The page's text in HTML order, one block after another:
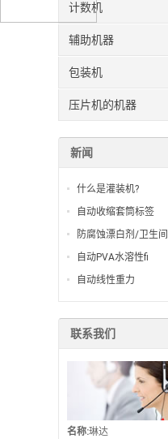
计数机
辅助机器
包装机
压片机的机器
新闻
什么是灌装机?
自动收缩套筒标签
防腐蚀漂白剂/卫生间
自动PVA水溶性fi
自动线性重力
联系我们
名称:琳达